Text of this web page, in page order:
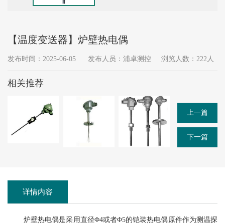
【温度变送器】炉壁热电偶
发布时间：2025-06-05 发布人员：浦卓测控 浏览人数：222人
相关推荐
上一篇
下一篇
详情内容
炉壁热电偶是采用直径Φ4或者Φ5的铠装热电偶原件作为测温探